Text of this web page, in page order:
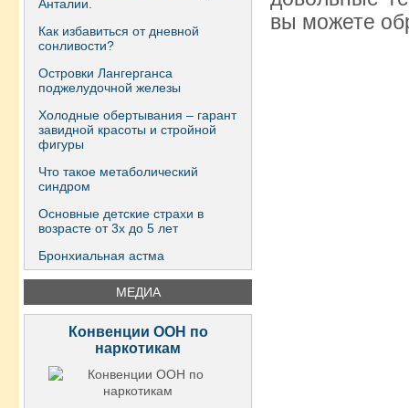
Анталии.
Как избавиться от дневной
сонливости?
Островки Лангерганса
поджелудочной железы
Холодные обертывания – гарант
завидной красоты и стройной
фигуры
Что такое метаболический
синдром
Основные детские страхи в
возрасте от 3х до 5 лет
Бронхиальная астма
МЕДИА
Конвенции ООН по
наркотикам
вы можете